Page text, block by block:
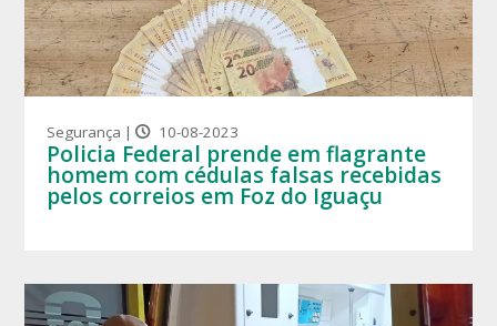
Segurança | 10-08-2023
Policia Federal prende em flagrante
homem com cédulas falsas recebidas
pelos correios em Foz do Iguaçu